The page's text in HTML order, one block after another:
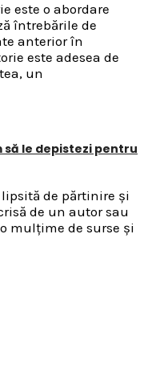
este o abordare
întrebările de
anterior în
este adesea de
un
să le depistezi pentru
lipsită de părtinire și
de un autor sau
mulțime de surse și